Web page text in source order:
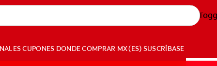
CUPONES DONDE COMPRAR MX (ES) SUSCRÍBASE